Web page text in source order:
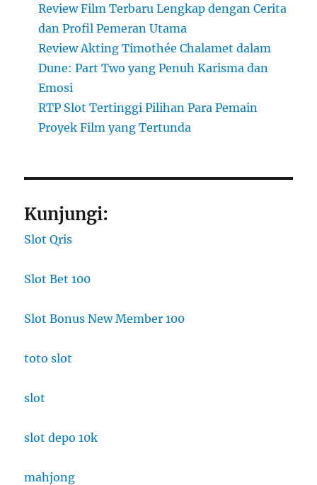
Review Film Terbaru Lengkap dengan Cerita
dan Profil Pemeran Utama
Review Akting Timothée Chalamet dalam
Dune: Part Two yang Penuh Karisma dan
Emosi
RTP Slot Tertinggi Pilihan Para Pemain
Proyek Film yang Tertunda
Kunjungi:
Slot Qris
Slot Bet 100
Slot Bonus New Member 100
toto slot
slot
slot depo 10k
mahjong